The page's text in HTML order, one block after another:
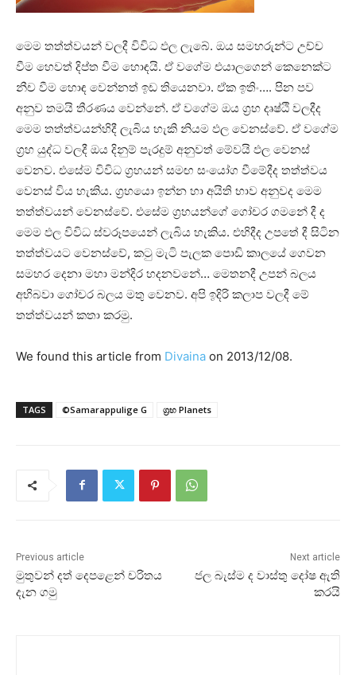
මෙම තත්ත්වයන් වලදී විවිධ ඵල ලැබේ. ඔය සමහරුන්ට උච්ච
වීම හෙවත් දිප්ත වීම හොඳයි. ඒ වගේම එයාලගෙන් කෙනෙක්‌ට
නීච වීම හොඳ වෙන්නත් ඉඩ තියෙනවා. ඒක ඉතිං…. පින පව
අනුව තමයි තීරණය වෙන්නේ. ඒ වගේම ඔය ග්‍රහ දෘෂ්ඨි වලදීද
මෙම තත්ත්වයන්හිදී ලැබිය හැකි නියම ඵල වෙනස්‌වේ. ඒ වගේම
ග්‍රහ යුද්ධ වලදී ඔය දිනුම් පැරදුම් අනුවත් මේවයි ඵල වෙනස්‌
වෙනව. එසේම විවිධ ග්‍රහයන් සමඟ සංයෝග වීමේදීද තත්ත්වය
වෙනස්‌ විය හැකිය. ග්‍රහයො ඉන්න හා අයිති භාව අනුවද මෙම
තත්ත්වයන් වෙනස්‌වේ. එසේම ග්‍රහයන්ගේ ගෝචර ගමනේ දී ද
මෙම ඵල විවිධ ස්‌වරූපයෙන් ලැබිය හැකිය. එහිදීද උපතේ දී සිටින
තත්ත්වයට වෙනස්‌වේ, කටු මැටි පැලක පොඩි කාලයේ ගෙවන
සමහර දෙනා මහා මන්දිර හදනවනේ… මෙතනදී උපන් බලය
අභිබවා ගෝචර බලය මතු වෙනව. අපි ඉදිරි කලාප වලදී මේ
තත්ත්වයන් කතා කරමු.
We found this article from Divaina on 2013/12/08.
TAGS ©Samarappulige G ග්‍රහ Planets
Previous article
මුතුවන් දත් දෙපළෙන් චරිතය
දැන ගමු
Next article
ජල බැස්‌ම ද වාස්‌තු දෝෂ ඇති
කරයි